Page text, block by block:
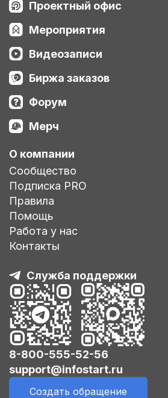
Проектный офис
Мероприятия
Видеозаписи
Биржа заказов
Форум
Мерч
О компании
Сообщество
Подписка PRO
Правила
Помощь
Работа у нас
Контакты
Служба поддержки
8-800-555-52-56
support@infostart.ru
Создать обращение